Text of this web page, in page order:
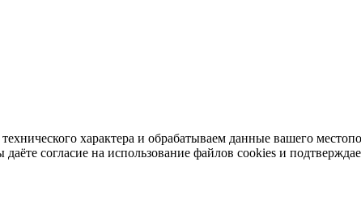
характера и обрабатываем данные вашего
согласие на использование файлов cookies и